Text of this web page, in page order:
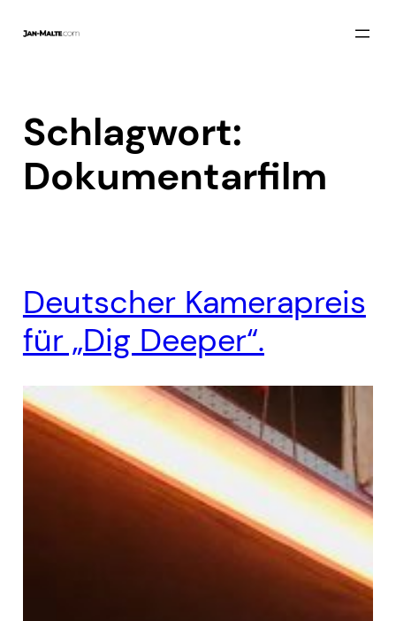
Inhalt
Schlagwort:
Dokumentarfilm
Deutscher Kamerapreis
für „Dig Deeper“.